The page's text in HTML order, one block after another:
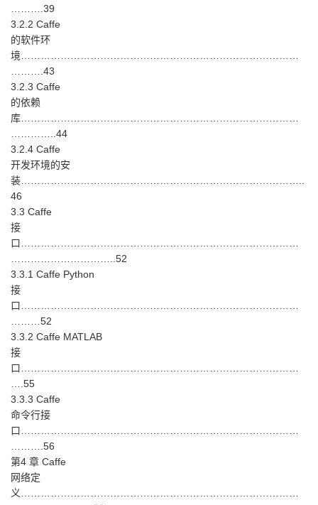
……….39
3.2.2 Caffe
的软件环
境…………………………………………………………………………
……….43
3.2.3 Caffe
的依赖
库…………………………………………………………………………
…………..44
3.2.4 Caffe
开发环境的安
装…………………………………………………………………………..
46
3.3 Caffe
接
口…………………………………………………………………………
…………………………..52
3.3.1 Caffe Python
接
口…………………………………………………………………………
………52
3.3.2 Caffe MATLAB
接
口…………………………………………………………………………
….55
3.3.3 Caffe
命令行接
口…………………………………………………………………………
……….56
第4 章 Caffe
网络定
义…………………………………………………………………………